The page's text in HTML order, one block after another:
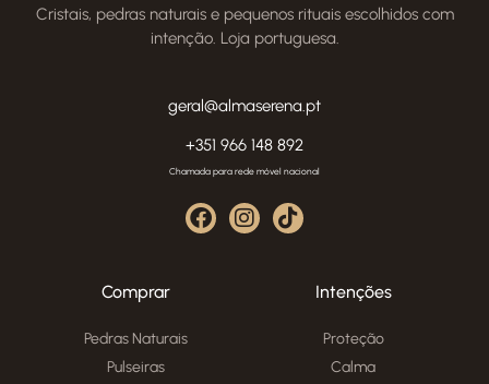
Cristais, pedras naturais e pequenos rituais escolhidos com
intenção. Loja portuguesa.
geral@almaserena.pt
+351 966 148 892
Chamada para rede móvel nacional
Comprar
Pedras Naturais
Pulseiras
Intenções
Proteção
Calma